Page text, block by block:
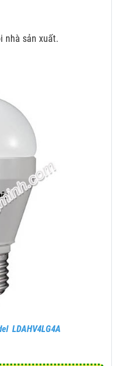
nhà sản xuất.
LDAHV4LG4A